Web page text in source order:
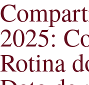
2025:
Rotina